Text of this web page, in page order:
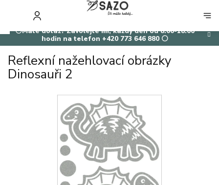
⚪Máte dotaz? Zavolejte mi, každý den od 8:00-18:00
hodin na telefon +420 773 646 880 ⚪
KOŠÍK
Reflexní nažehlovací obrázky
Dinosauři 2